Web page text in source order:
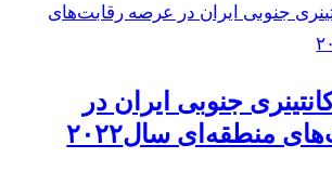
جنوبی ایران در
منطقه‌ای سال۲۰۲۲